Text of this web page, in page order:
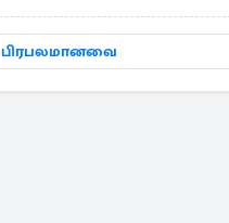
பிரபலமானவை